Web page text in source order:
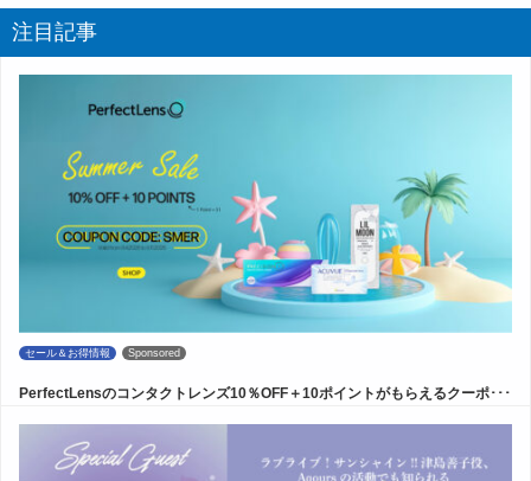
注目記事
セール＆お得情報 Sponsored
PerfectLensのコンタクトレンズ10％OFF＋10ポイントがもらえるクーポ･･･